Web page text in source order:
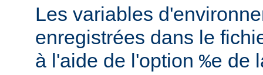
Les variables
enregistrées dans le
à l'aide de l'option %e de